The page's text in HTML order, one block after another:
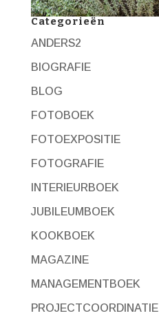
Categorieën
ANDERS2
BIOGRAFIE
BLOG
FOTOBOEK
FOTOEXPOSITIE
FOTOGRAFIE
INTERIEURBOEK
JUBILEUMBOEK
KOOKBOEK
MAGAZINE
MANAGEMENTBOEK
PROJECTCOORDINATIE